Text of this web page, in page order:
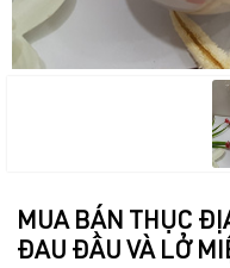
MUA BÁN THỤC
ĐAU ĐẦU VÀ LỞ